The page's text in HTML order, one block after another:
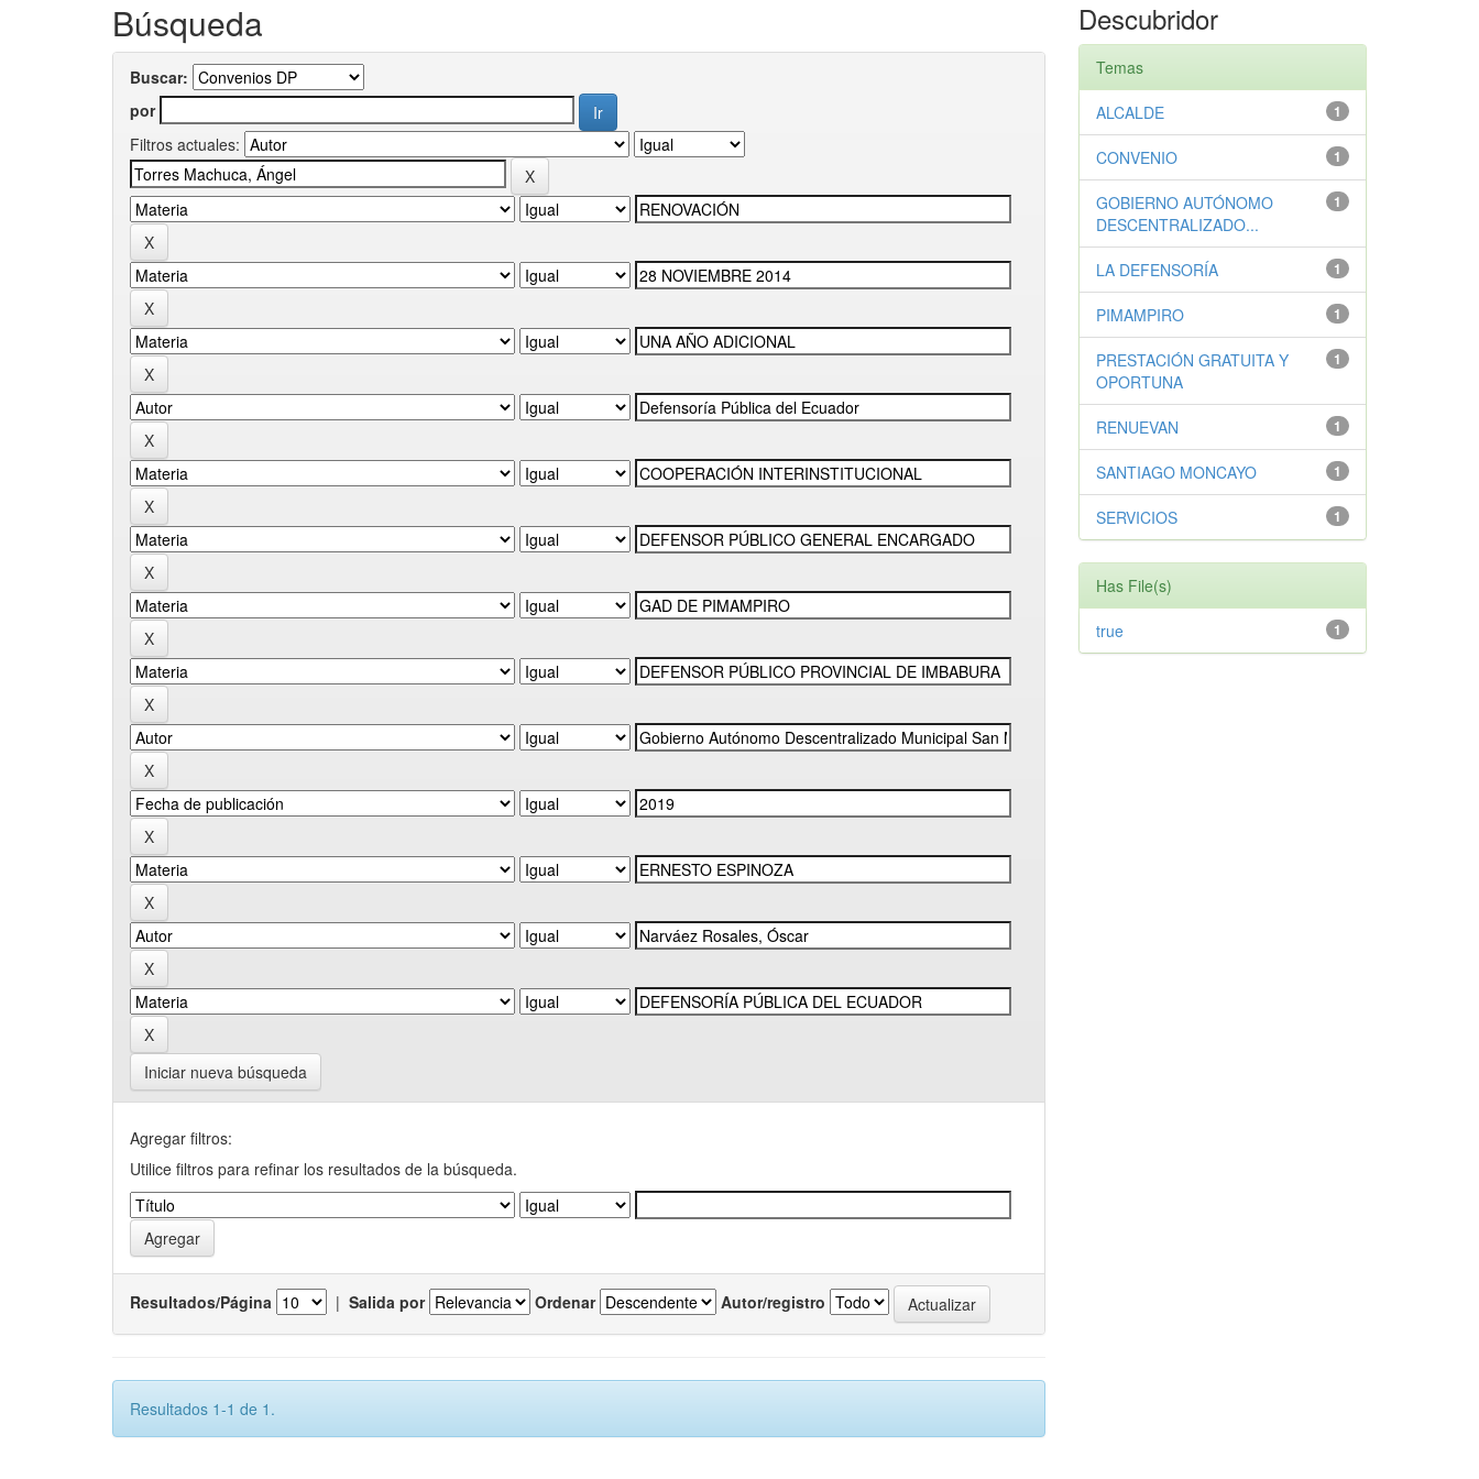
Búsqueda
Buscar:
por
Filtros actuales:
Iniciar nueva búsqueda
Agregar filtros:
Utilice filtros para refinar los resultados de la búsqueda.
Resultados/Página | Salida por Ordenar Autor/registro
Resultados 1-1 de 1.
Descubridor
Temas
1
ALCALDE
1
CONVENIO
1
GOBIERNO AUTÓNOMO
DESCENTRALIZADO...
1
LA DEFENSORÍA
1
PIMAMPIRO
1
PRESTACIÓN GRATUITA Y
OPORTUNA
1
RENUEVAN
1
SANTIAGO MONCAYO
1
SERVICIOS
Has File(s)
1
true